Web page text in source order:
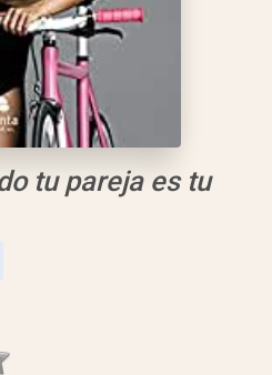
tu pareja es tu